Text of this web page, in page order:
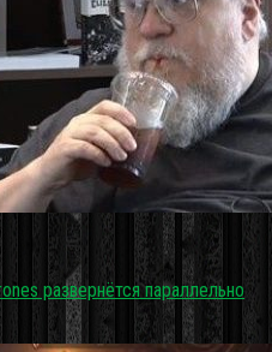
развернётся параллельно